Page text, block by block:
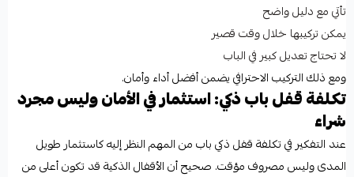
تأتي مع دليل واضح
يمكن تركيبها خلال وقت قصير
لا تحتاج تعديل كبير في الباب
ومع ذلك التركيب الاحترافي يضمن أفضل أداء وأمان.
تكلفة قفل باب ذكي: استثمار في الأمان وليس مجرد
شراء
عند التفكير في تكلفة قفل ذكي باب من المهم النظر إليه كاستثمار طويل
المدى وليس مصروف مؤقت. صحيح أن الأقفال الذكية قد تكون أعلى من